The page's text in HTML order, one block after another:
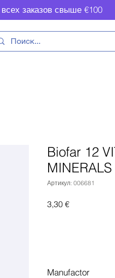
заказов свыше €100
Biofar 12
MINERALS
Артикул: 006681
3,30 €Цена
Manufactor